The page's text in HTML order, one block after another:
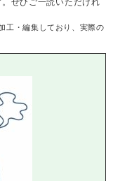
工・編集しており、実際の